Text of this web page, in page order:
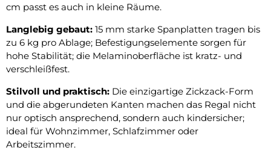
cm passt es auch in kleine Räume.
Langlebig gebaut: 15 mm starke Spanplatten tragen bis
zu 6 kg pro Ablage; Befestigungselemente sorgen für
hohe Stabilität; die Melaminoberfläche ist kratz- und
verschleißfest.
Stilvoll und praktisch: Die einzigartige Zickzack-Form
und die abgerundeten Kanten machen das Regal nicht
nur optisch ansprechend, sondern auch kindersicher;
ideal für Wohnzimmer, Schlafzimmer oder
Arbeitszimmer.